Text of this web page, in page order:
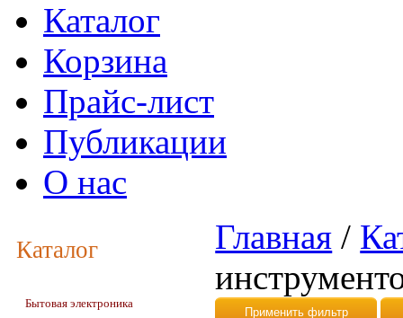
Каталог
Корзина
Прайс-лист
Публикации
О нас
Каталог
Бытовая электроника
Главная /